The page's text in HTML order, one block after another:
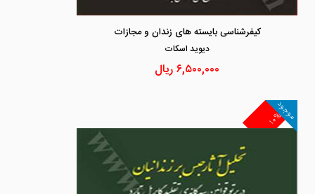
کیفرشناسی بایسته های زندان و مجازات
ديويد اسكات
۶,۵۰۰,۰۰۰ریال
۱۰%
موجود